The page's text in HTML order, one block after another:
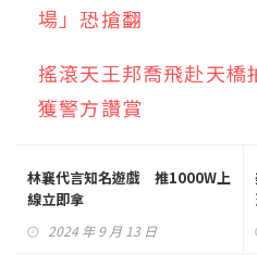
場」恐搶翻
搖滾天王邦喬飛赴天
獲警方讚賞
林襄代言知名遊戲 推1000W上
線立即拿
2024 年 9 月 13 日